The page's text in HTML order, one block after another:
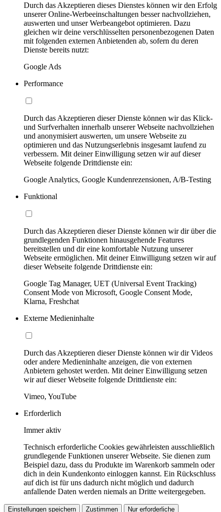
Durch das Akzeptieren dieses Dienstes können wir den Erfolg
unserer Online-Werbeeinschaltungen besser nachvollziehen,
auswerten und unser Werbeangebot optimieren. Dazu
gleichen wir deine verschlüsselten personenbezogenen Daten
mit folgenden externen Anbietenden ab, sofern du deren
Dienste bereits nutzt:
Google Ads
Performance
Durch das Akzeptieren dieser Dienste können wir das Klick-
und Surfverhalten innerhalb unserer Webseite nachvollziehen
und anonymisiert auswerten, um unsere Webseite zu
optimieren und das Nutzungserlebnis insgesamt laufend zu
verbessern. Mit deiner Einwilligung setzen wir auf dieser
Webseite folgende Drittdienste ein:
Google Analytics, Google Kundenrezensionen, A/B-Testing
Funktional
Durch das Akzeptieren dieser Dienste können wir dir über die
grundlegenden Funktionen hinausgehende Features
bereitstellen und dir eine komfortable Nutzung unserer
Webseite ermöglichen. Mit deiner Einwilligung setzen wir auf
dieser Webseite folgende Drittdienste ein:
Google Tag Manager, UET (Universal Event Tracking)
Consent Mode von Microsoft, Google Consent Mode,
Klarna, Freshchat
Externe Medieninhalte
Durch das Akzeptieren dieser Dienste können wir dir Videos
oder andere Medieninhalte anzeigen, die von externen
Anbietern gehostet werden. Mit deiner Einwilligung setzen
wir auf dieser Webseite folgende Drittdienste ein:
Vimeo, YouTube
Erforderlich
Immer aktiv
Technisch erforderliche Cookies gewährleisten ausschließlich
grundlegende Funktionen unserer Webseite. Sie dienen zum
Beispiel dazu, dass du Produkte im Warenkorb sammeln oder
dich in dein Kundenkonto einloggen kannst. Ein Rückschluss
auf dich ist für uns dadurch nicht möglich und dadurch
anfallende Daten werden niemals an Dritte weitergegeben.
Einstellungen speichern Zustimmen Nur erforderliche